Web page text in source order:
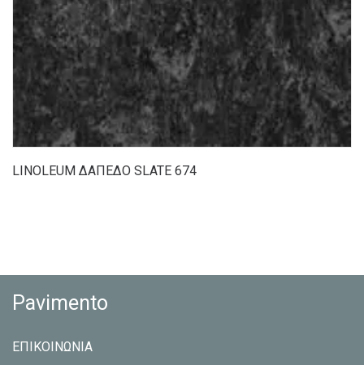
LINOLEUM ΔΑΠΕΔΟ SLATE 674
Pavimento
ΕΠΙΚΟΙΝΩΝΙΑ